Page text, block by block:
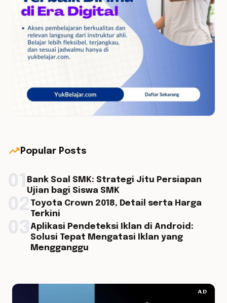
trending_up Popular Posts
Bank Soal SMK: Strategi Jitu Persiapan
Ujian bagi Siswa SMK
Toyota Crown 2018, Detail serta Harga
Terkini
Aplikasi Pendeteksi Iklan di Android:
Solusi Tepat Mengatasi Iklan yang
Mengganggu
AD